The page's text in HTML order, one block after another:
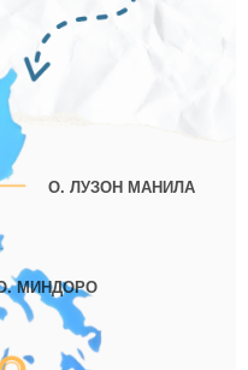
О. ЛУЗОН МАНИЛА
МИНДОРО